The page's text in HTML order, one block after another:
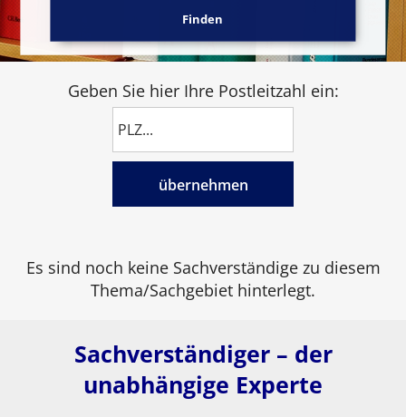
Finden
Geben Sie hier Ihre Postleitzahl ein:
übernehmen
Es sind noch keine Sachverständige zu diesem
Thema/Sachgebiet hinterlegt.
Sachverständiger – der
unabhängige Experte